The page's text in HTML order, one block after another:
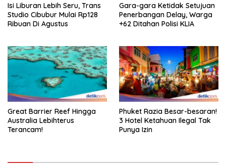
Isi Liburan Lebih Seru, Trans
Studio Cibubur Mulai Rp128
Ribuan Di Agustus
Gara-gara Ketidak Setujuan
Penerbangan Delay, Warga
+62 Ditahan Polisi KLIA
Great Barrier Reef Hingga
Australia Lebihterus
Terancam!
Phuket Razia Besar-besaran!
3 Hotel Ketahuan Ilegal Tak
Punya Izin